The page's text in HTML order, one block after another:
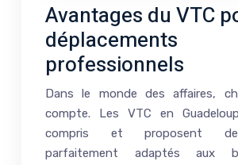
Avantages du VTC
déplacements
professionnels
Dans le monde des affaires,
compte. Les VTC en
compris et proposent
parfaitement adaptés aux